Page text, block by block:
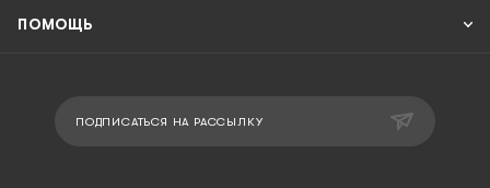
ПОМОЩЬ
ПОДПИСАТЬСЯ НА РАССЫЛКУ